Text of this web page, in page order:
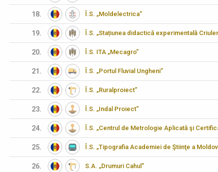
18. Î.S. „Moldelectrica”
19. Î.S. „Stațiunea didactică experimentală
20. Î.S. ITA „Mecagro”
21. Î.S. „Portul Fluvial Ungheni”
22. Î.S. „Ruralproiect”
23. Î.S. „Indal Proiect”
24. Î.S. „Centrul de Metrologie Aplicată şi
25. Î.S. „Tipografia Academiei de Ştiinţe a
26. S.A. „Drumuri Cahul”